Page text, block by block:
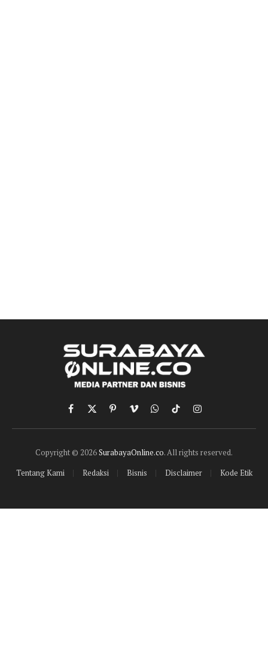
Facebook
X
(Twitter)
PinterestVimeoWhatsApp
TikTokInstagram
Copyright © 2026SurabayaOnline.co. All rights reserved.
Tentang Kami
Redaksi Bisnis Disclaimer Kode Etik